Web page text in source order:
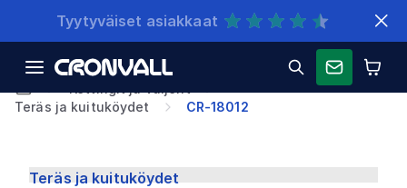
Nopeat toimitukset
Teräs ja kuituköydet
CR-18012
Teräs ja kuituköydet